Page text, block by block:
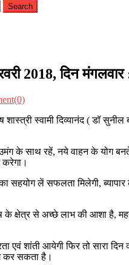
2018, दिन मंगलवार
शास्त्री स्वामी दिव्यानंद ( डॉ
के साथ रहें, नये वाहन के योग
सहयोग लें सफलता मिलेगी,
क्षेत्र से अच्छे लाभ की आशा है,
एवं शांती आयेगी फिर तो सारा दिन
कर सकता है।